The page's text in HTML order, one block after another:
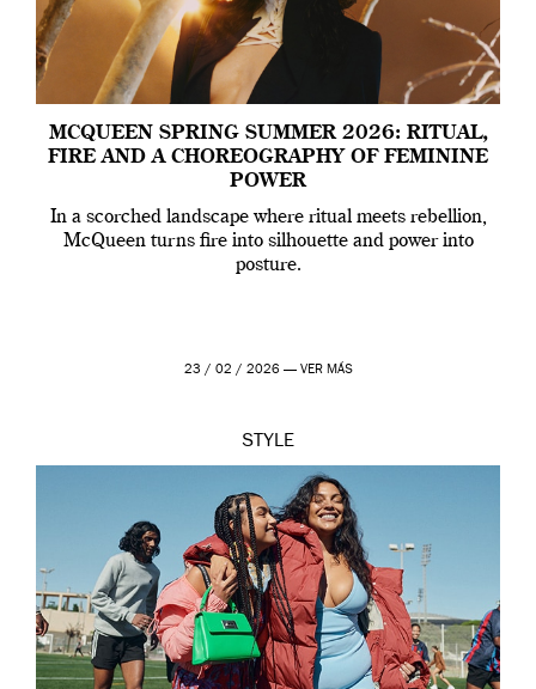
MCQUEEN SPRING SUMMER 2026: RITUAL,
FIRE AND A CHOREOGRAPHY OF FEMININE
POWER
In a scorched landscape where ritual meets rebellion,
McQueen turns fire into silhouette and power into
posture.
23 / 02 / 2026 — VER MÁS
STYLE